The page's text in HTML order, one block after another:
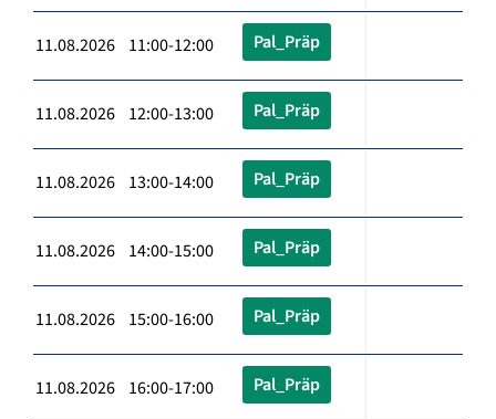
11.08.2026 11:00-12:00 Pal_Präp
11.08.2026 12:00-13:00 Pal_Präp
11.08.2026 13:00-14:00 Pal_Präp
11.08.2026 14:00-15:00 Pal_Präp
11.08.2026 15:00-16:00 Pal_Präp
11.08.2026 16:00-17:00 Pal_Präp